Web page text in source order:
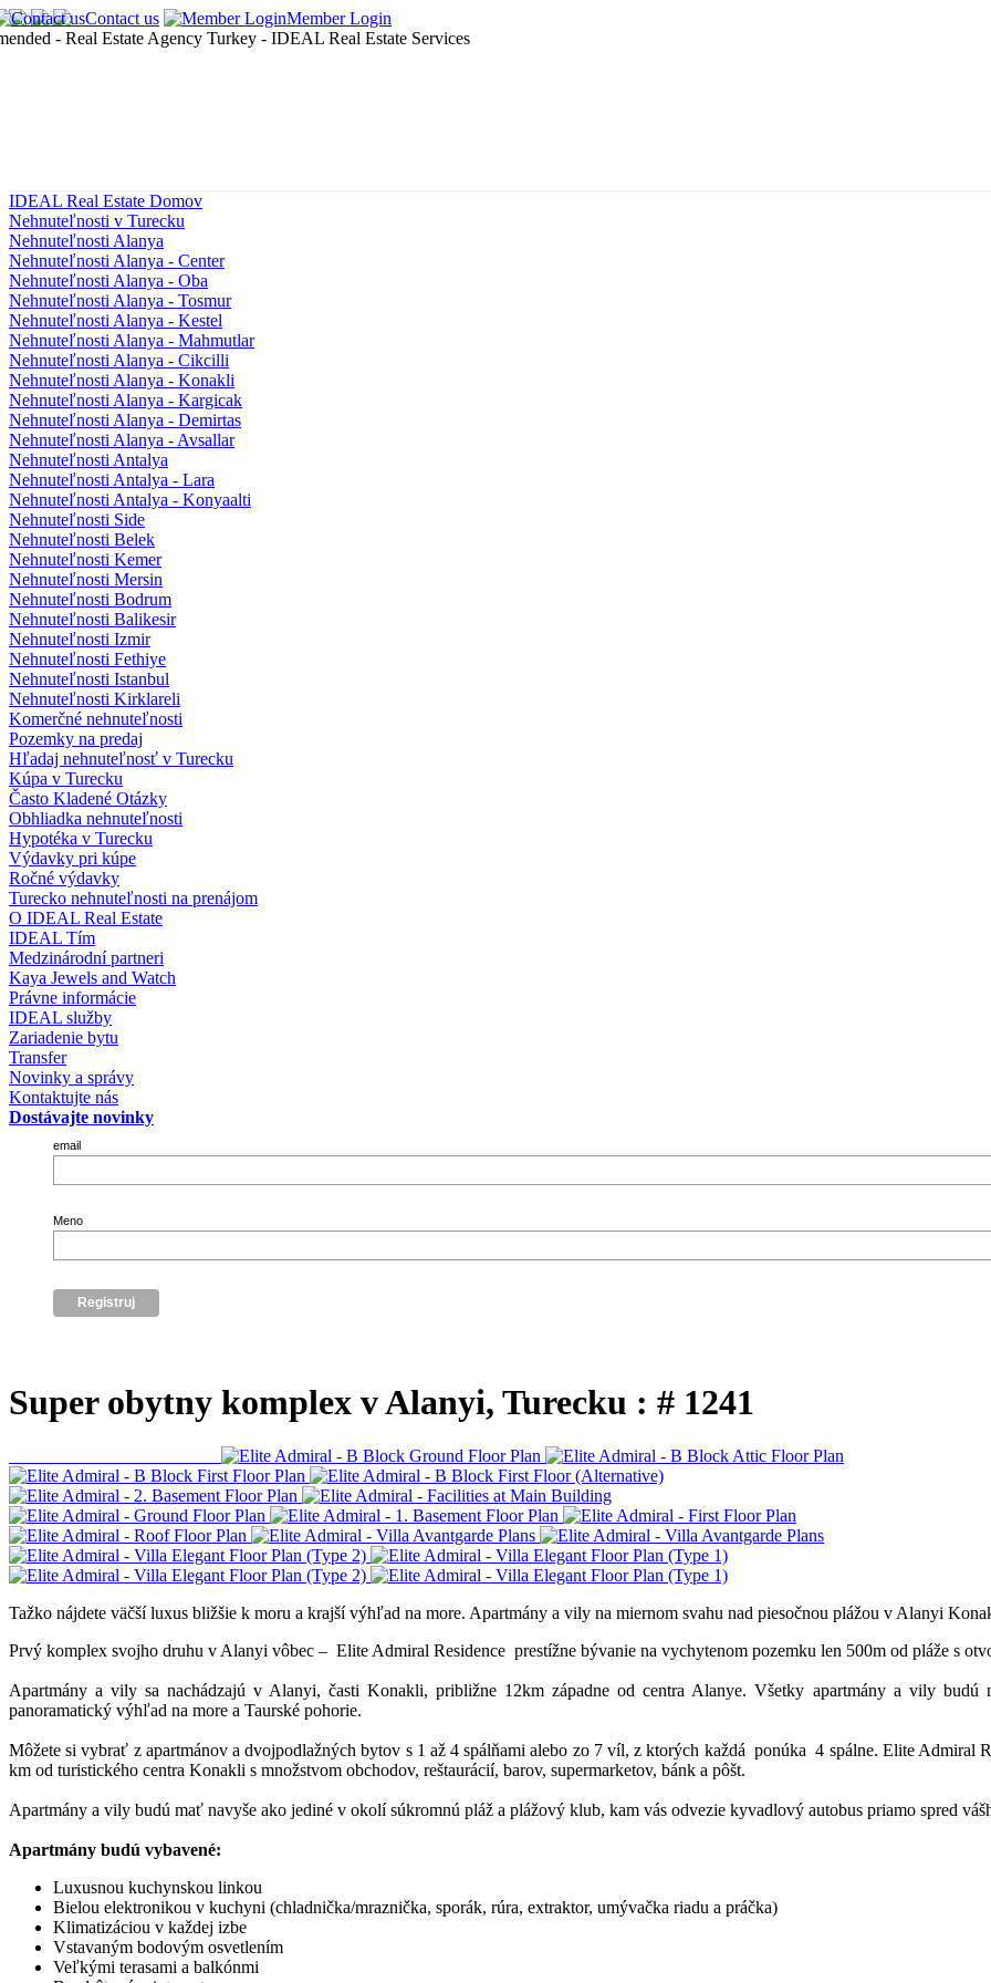
Contact us Member Login
IDEAL Real Estate Domov
Nehnuteľnosti v Turecku
Nehnuteľnosti Alanya
Nehnuteľnosti Alanya - Center
Nehnuteľnosti Alanya - Oba
Nehnuteľnosti Alanya - Tosmur
Nehnuteľnosti Alanya - Kestel
Nehnuteľnosti Alanya - Mahmutlar
Nehnuteľnosti Alanya - Cikcilli
Nehnuteľnosti Alanya - Konakli
Nehnuteľnosti Alanya - Kargicak
Nehnuteľnosti Alanya - Demirtas
Nehnuteľnosti Alanya - Avsallar
Nehnuteľnosti Antalya
Nehnuteľnosti Antalya - Lara
Nehnuteľnosti Antalya - Konyaalti
Nehnuteľnosti Side
Nehnuteľnosti Belek
Nehnuteľnosti Kemer
Nehnuteľnosti Mersin
Nehnuteľnosti Bodrum
Nehnuteľnosti Balikesir
Nehnuteľnosti Izmir
Nehnuteľnosti Fethiye
Nehnuteľnosti Istanbul
Nehnuteľnosti Kirklareli
Komerčné nehnuteľnosti
Pozemky na predaj
Hľadaj nehnuteľnosť v Turecku
Kúpa v Turecku
Často Kladené Otázky
Obhliadka nehnuteľnosti
Hypotéka v Turecku
Výdavky pri kúpe
Ročné výdavky
Turecko nehnuteľnosti na prenájom
O IDEAL Real Estate
IDEAL Tím
Medzinárodní partneri
Kaya Jewels and Watch
Právne informácie
IDEAL služby
Zariadenie bytu
Transfer
Novinky a správy
Kontaktujte nás
Dostávajte novinky
email
Meno
Super obytny komplex v Alanyi, Turecku : # 1241
Tažko nájdete väčší luxus bližšie k moru a krajší výhľad na more. Apartmány a vily na miernom svahu nad piesočnou plážou v Alanyi
Prvý komplex svojho druhu v Alanyi vôbec – Elite Admiral Residence prestížne bývanie na vychytenom pozemku len 500m od pláže s
Apartmány a vily sa nachádzajú v Alanyi, časti Konakli, približne 12km západne od centra Alanye. Všetky apartmány a vily budú
panoramatický výhľad na more a Taurské pohorie.
Môžete si vybrať z apartmánov a dvojpodlažných bytov s 1 až 4 spálňami alebo zo 7 víl, z ktorých každá ponúka 4 spálne. Elite Admiral
km od turistického centra Konakli s množstvom obchodov, reštaurácií, barov, supermarketov, bánk a pôšt.
Apartmány a vily budú mať navyše ako jediné v okolí súkromnú pláž a plážový klub, kam vás odvezie kyvadlový autobus priamo spred
Apartmány budú vybavené:
Luxusnou kuchynskou linkou
Bielou elektronikou v kuchyni (chladnička/mraznička, sporák, rúra, extraktor, umývačka riadu a práčka)
Klimatizáciou v každej izbe
Vstavaným bodovým osvetlením
Veľkými terasami a balkónmi